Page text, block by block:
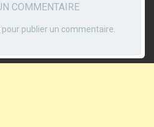
COMMENTAIRE
pour publier un commentaire.